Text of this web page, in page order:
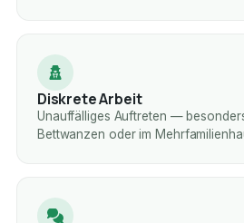
Diskrete Arbeit
Unauffälliges Auftreten —
Bettwanzen oder im